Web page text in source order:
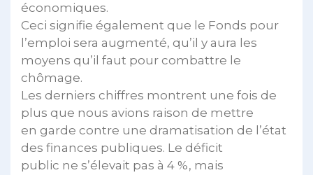
économiques.
Ceci signifie également que le Fonds pour
l’emploi sera augmenté, qu’il y aura les
moyens qu’il faut pour combattre le
chômage.
Les derniers chiffres montrent une fois de
plus que nous avions raison de mettre
en garde contre une dramatisation de l’état
des finances publiques. Le déficit
public ne s’élevait pas à 4 %, mais